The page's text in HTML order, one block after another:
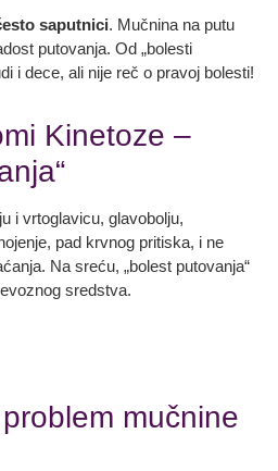
saputnici. Mučnina na putu
putovanja. Od „bolesti
i dece, ali nije reč o pravoj bolesti!
Kinetoze –
i vrtoglavicu, glavobolju,
pad krvnog pritiska, i ne
Na sreću, „bolest putovanja“
sredstva.
mučnine